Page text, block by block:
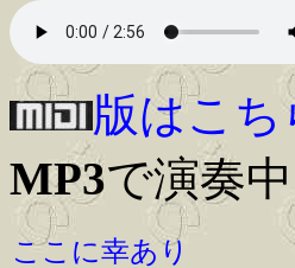
版はこち
MP3で演奏中
ここに幸あり